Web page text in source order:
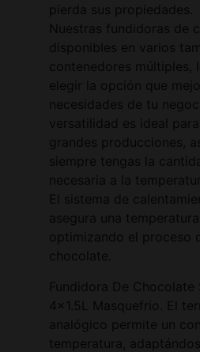
pierda sus propiedades.
Nuestras fundidoras de
disponibles en varios
contenedores múltiples,
elegir la opción que
necesidades de tu
versatilidad es ideal
grandes producciones,
siempre tengas la
necesaria a la
El sistema de
asegura una
optimizando el proceso
chocolate.
Fundidora De Chocolate
4×1.5L Masquefrio. El
analógico permite un
temperatura,